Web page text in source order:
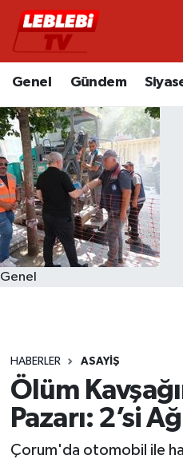
Genel Gündem
Genel
HABERLER ASAYIŞ
Ölüm
Pazarı: 2’si
Çorum'da otomobil ile
Hava Durumu
Trafik Durumu
Süper Lig Puan
Tüm Manşetler
Son Dakika Haberleri